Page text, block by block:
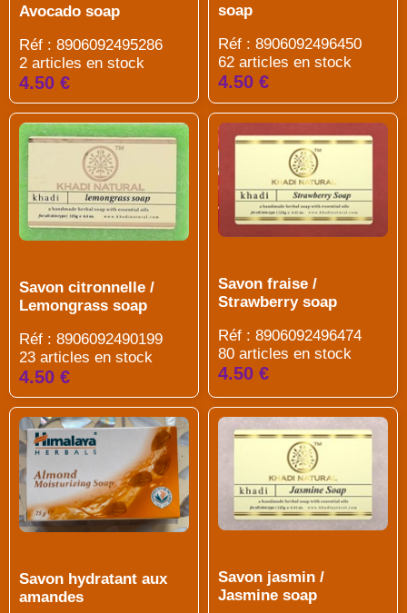
Avocado soap
Réf : 8906092495286
2 articles en stock
4.50 €
soap
Réf : 8906092496450
62 articles en stock
4.50 €
Savon citronnelle /
Lemongrass soap
Réf : 8906092490199
23 articles en stock
4.50 €
Savon fraise /
Strawberry soap
Réf : 8906092496474
80 articles en stock
4.50 €
Savon hydratant aux
amandes
Savon jasmin /
Jasmine soap